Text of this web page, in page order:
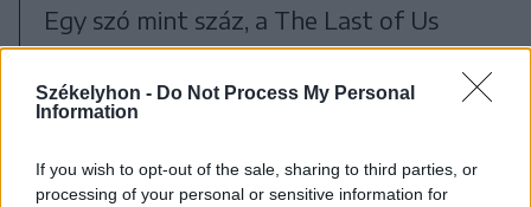
Székelyhon - Do Not Process My Personal
Information
If you wish to opt-out of the sale, sharing to third parties, or
processing of your personal or sensitive information for
Egy szó mint száz, a The Last of Us
készítői saját maguknak adták fel a
leckét a lehetséges folytatást illetően,